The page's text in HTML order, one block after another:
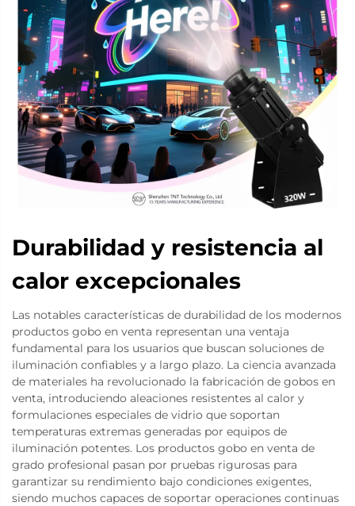
Durabilidad y resistencia al
calor excepcionales
Las notables características de durabilidad de los modernos
productos gobo en venta representan una ventaja
fundamental para los usuarios que buscan soluciones de
iluminación confiables y a largo plazo. La ciencia avanzada
de materiales ha revolucionado la fabricación de gobos en
venta, introduciendo aleaciones resistentes al calor y
formulaciones especiales de vidrio que soportan
temperaturas extremas generadas por equipos de
iluminación potentes. Los productos gobo en venta de
grado profesional pasan por pruebas rigurosas para
garantizar su rendimiento bajo condiciones exigentes,
siendo muchos capaces de soportar operaciones continuas